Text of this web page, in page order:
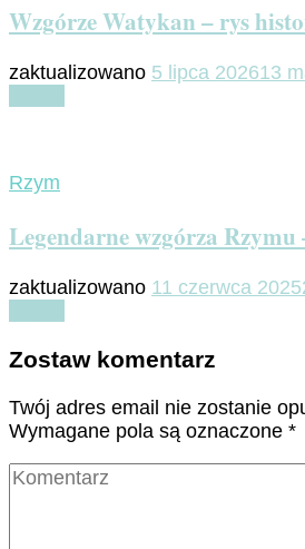
Wzgórze Watykan – rys
zaktualizowano 5 lipca 202613
Rzym
Legendarne wzgórza
zaktualizowano 11 czerwca 2025
Zostaw komentarz
Twój adres email nie zostanie
Wymagane pola są oznaczone *